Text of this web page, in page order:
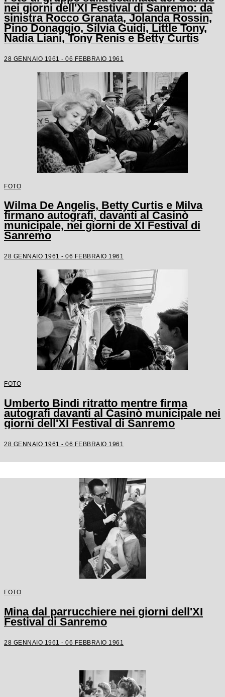
nei giorni dell'XI Festival di Sanremo: da
sinistra Rocco Granata, Jolanda Rossin,
Pino Donaggio, Silvia Guidi, Little Tony,
Nadia Liani, Tony Renis e Betty Curtis
28 GENNAIO 1961 - 06 FEBBRAIO 1961
FOTO
Wilma De Angelis, Betty Curtis e Milva
firmano autografi, davanti al Casinò
municipale, nei giorni de XI Festival di
Sanremo
28 GENNAIO 1961 - 06 FEBBRAIO 1961
FOTO
Umberto Bindi ritratto mentre firma
autografi davanti al Casinò municipale nei
giorni dell'XI Festival di Sanremo
28 GENNAIO 1961 - 06 FEBBRAIO 1961
FOTO
Mina dal parrucchiere nei giorni dell'XI
Festival di Sanremo
28 GENNAIO 1961 - 06 FEBBRAIO 1961